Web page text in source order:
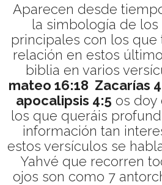
Aparecen desde
la simbología de los
principales con los
relación en estos
biblia en varios
mateo 16:18 Zacarías
apocalipsis 4:5 os doy
los que queráis
información tan
estos versículos se
Yahvé que recorren
ojos son como 7